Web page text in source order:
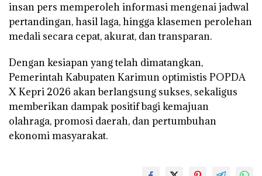
insan pers memperoleh informasi mengenai jadwal
pertandingan, hasil laga, hingga klasemen perolehan
medali secara cepat, akurat, dan transparan.
Dengan kesiapan yang telah dimatangkan,
Pemerintah Kabupaten Karimun optimistis POPDA
X Kepri 2026 akan berlangsung sukses, sekaligus
memberikan dampak positif bagi kemajuan
olahraga, promosi daerah, dan pertumbuhan
ekonomi masyarakat.